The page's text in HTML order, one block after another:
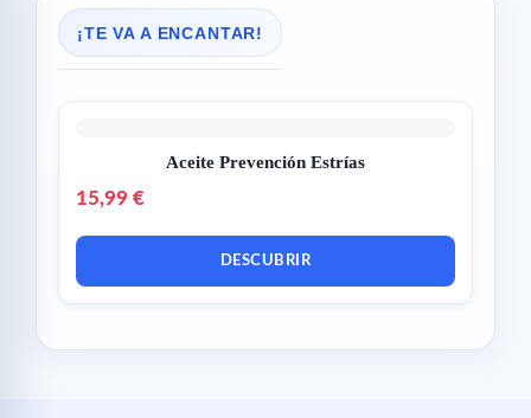
¡TE VA A ENCANTAR!
Aceite Prevención Estrías
15,99 €
DESCUBRIR